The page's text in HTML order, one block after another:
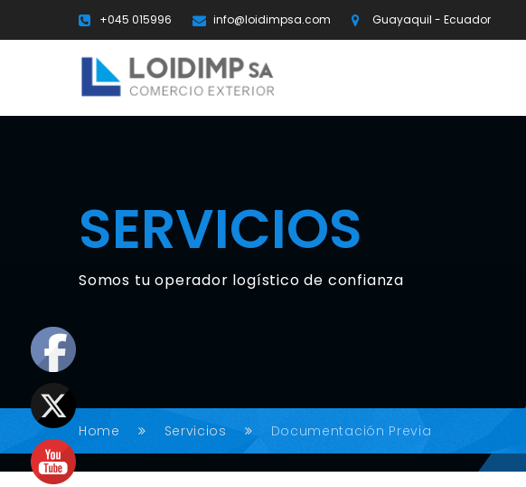
+045 015996 info@loidimpsa.com Guayaquil - Ecuador
SERVICIOS
Somos tu operador logístico de confianza
Home Servicios Documentación Previa